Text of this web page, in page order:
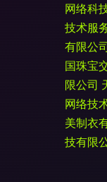
网络科
技术服
有限公
国珠宝
限公司
网络技
美制衣
技有限